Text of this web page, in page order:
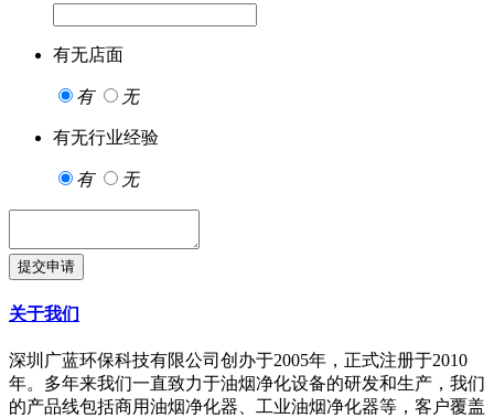
有无店面
有 无
有无行业经验
有 无
关于我们
深圳广蓝环保科技有限公司创办于2005年，正式注册于2010
年。多年来我们一直致力于油烟净化设备的研发和生产，我们
的产品线包括商用油烟净化器、工业油烟净化器等，客户覆盖